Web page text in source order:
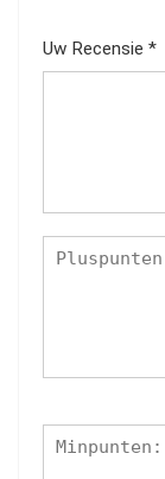
Uw Recensie *